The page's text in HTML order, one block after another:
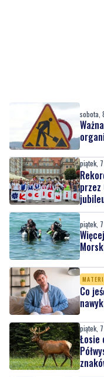
sobota,
piątek,
przez
piątek,
Co
piątek,
Łosie